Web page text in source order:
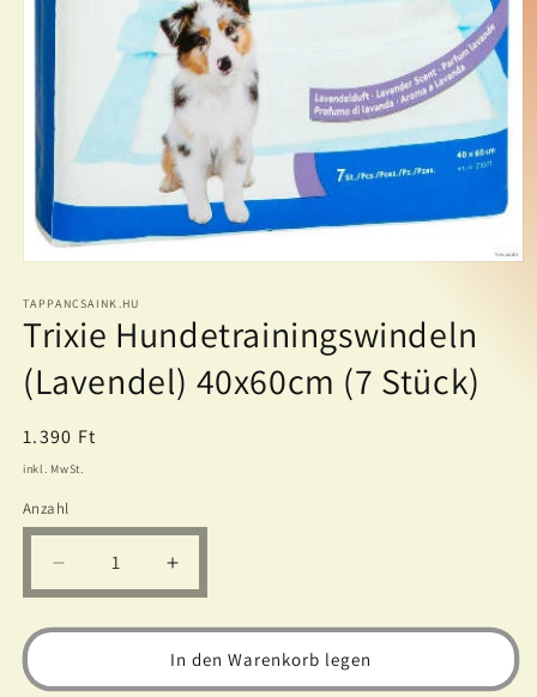
in
Modal
öffnen
TAPPANCSAINK.HU
Trixie Hundetrainingswindeln
(Lavendel) 40x60cm (7 Stück)
Normaler
Preis
1.390 Ft
inkl. MwSt.
Anzahl
Verringere
die
Menge
Erhöhe
die
Menge
für
Trixie
In den Warenkorb legen